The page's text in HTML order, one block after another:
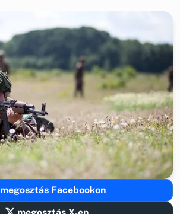
megosztás Facebookon